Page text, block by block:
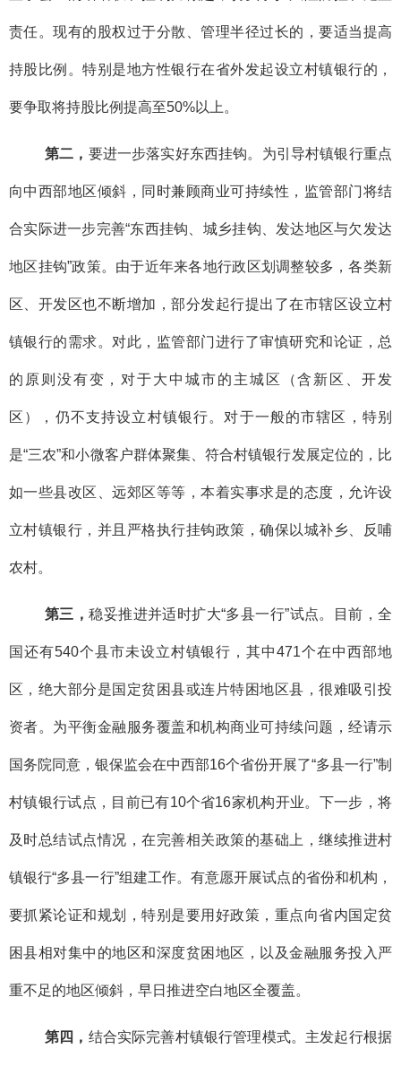
责任。现有的股权过于分散、管理半径过长的，要适当提高
持股比例。特别是地方性银行在省外发起设立村镇银行的，
要争取将持股比例提高至50%以上。
第二， 要进一步落实好东西挂钩。为引导村镇银行重点
向中西部地区倾斜，同时兼顾商业可持续性，监管部门将结
合实际进一步完善“东西挂钩、城乡挂钩、发达地区与欠发达
地区挂钩”政策。由于近年来各地行政区划调整较多，各类新
区、开发区也不断增加，部分发起行提出了在市辖区设立村
镇银行的需求。对此，监管部门进行了审慎研究和论证，总
的原则没有变，对于大中城市的主城区（含新区、开发
区），仍不支持设立村镇银行。对于一般的市辖区，特别
是“三农”和小微客户群体聚集、符合村镇银行发展定位的，比
如一些县改区、远郊区等等，本着实事求是的态度，允许设
立村镇银行，并且严格执行挂钩政策，确保以城补乡、反哺
农村。
第三，稳妥推进并适时扩大“多县一行”试点。目前，全
国还有540个县市未设立村镇银行，其中471个在中西部地
区，绝大部分是国定贫困县或连片特困地区县，很难吸引投
资者。为平衡金融服务覆盖和机构商业可持续问题，经请示
国务院同意，银保监会在中西部16个省份开展了“多县一行”制
村镇银行试点，目前已有10个省16家机构开业。下一步，将
及时总结试点情况，在完善相关政策的基础上，继续推进村
镇银行“多县一行”组建工作。有意愿开展试点的省份和机构，
要抓紧论证和规划，特别是要用好政策，重点向省内国定贫
困县相对集中的地区和深度贫困地区，以及金融服务投入严
重不足的地区倾斜，早日推进空白地区全覆盖。
第四， 结合实际完善村镇银行管理模式。主发起行根据